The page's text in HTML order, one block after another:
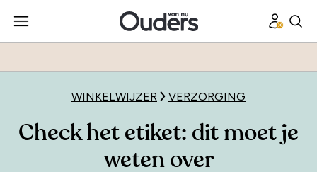
WINKELWIJZER VERZORGING
Check het etiket: dit moet je
weten over